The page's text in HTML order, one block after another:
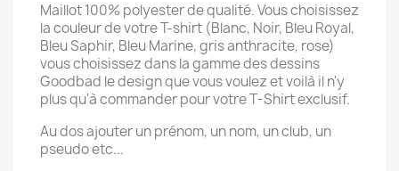
Maillot 100% polyester de qualité. Vous choisissez
la couleur de votre T-shirt (Blanc, Noir, Bleu Royal,
Bleu Saphir, Bleu Marine, gris anthracite, rose)
vous choisissez dans la gamme des dessins
Goodbad le design que vous voulez et voilà il n'y
plus qu'à commander pour votre T-Shirt exclusif.
Au dos ajouter un prénom, un nom, un club, un
pseudo etc...